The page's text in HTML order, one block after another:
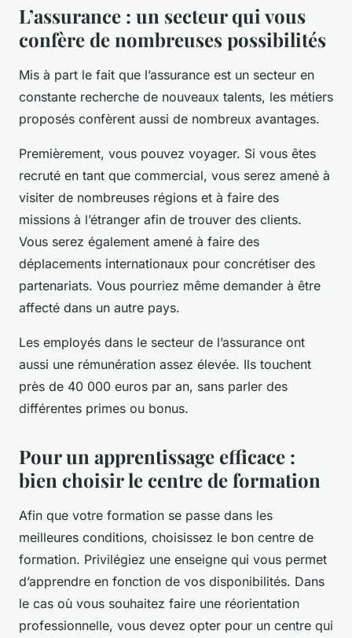
L’assurance : un secteur qui vous
confère de nombreuses possibilités
Mis à part le fait que l’assurance est un secteur en
constante recherche de nouveaux talents, les métiers
proposés confèrent aussi de nombreux avantages.
Premièrement, vous pouvez voyager. Si vous êtes
recruté en tant que commercial, vous serez amené à
visiter de nombreuses régions et à faire des
missions à l’étranger afin de trouver des clients.
Vous serez également amené à faire des
déplacements internationaux pour concrétiser des
partenariats. Vous pourriez même demander à être
affecté dans un autre pays.
Les employés dans le secteur de l’assurance ont
aussi une rémunération assez élevée. Ils touchent
près de 40 000 euros par an, sans parler des
différentes primes ou bonus.
Pour un apprentissage efficace :
bien choisir le centre de formation
Afin que votre formation se passe dans les
meilleures conditions, choisissez le bon centre de
formation. Privilégiez une enseigne qui vous permet
d’apprendre en fonction de vos disponibilités. Dans
le cas où vous souhaitez faire une réorientation
professionnelle, vous devez opter pour un centre qui